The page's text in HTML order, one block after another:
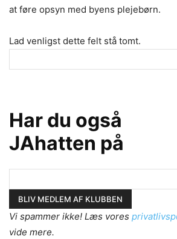
at føre opsyn med byens plejebørn.
Lad venligst dette felt stå tomt.
Har du også
JAhatten på
Vi spammer ikke! Læs vores
vide mere.